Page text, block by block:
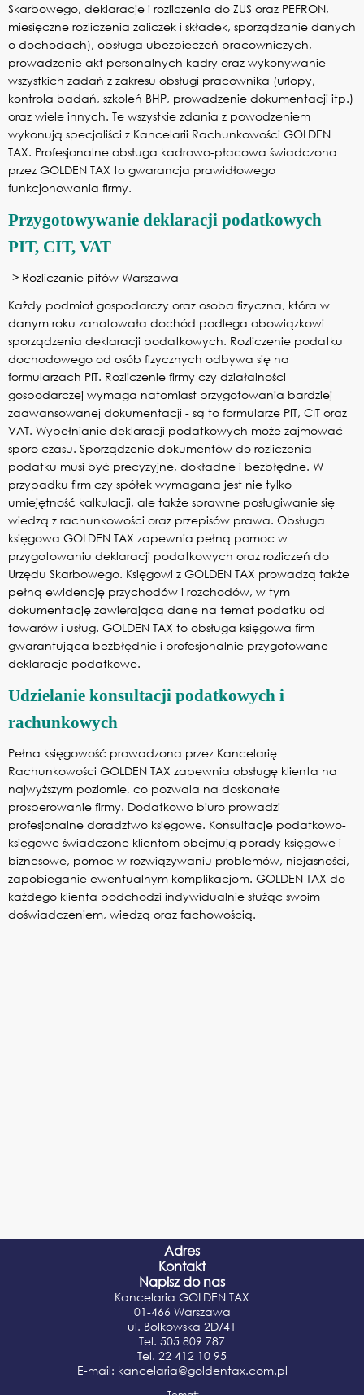
Skarbowego, deklaracje i rozliczenia do ZUS oraz PEFRON,
miesięczne rozliczenia zaliczek i składek, sporządzanie danych
o dochodach), obsługa ubezpieczeń pracowniczych,
prowadzenie akt personalnych kadry oraz wykonywanie
wszystkich zadań z zakresu obsługi pracownika (urlopy,
kontrola badań, szkoleń BHP, prowadzenie dokumentacji itp.)
oraz wiele innych. Te wszystkie zdania z powodzeniem
wykonują specjaliści z Kancelarii Rachunkowości GOLDEN
TAX. Profesjonalne obsługa kadrowo-płacowa świadczona
przez GOLDEN TAX to gwarancja prawidłowego
funkcjonowania firmy.
Przygotowywanie deklaracji podatkowych
PIT, CIT, VAT
-> Rozliczanie pitów Warszawa
Każdy podmiot gospodarczy oraz osoba fizyczna, która w
danym roku zanotowała dochód podlega obowiązkowi
sporządzenia deklaracji podatkowych. Rozliczenie podatku
dochodowego od osób fizycznych odbywa się na
formularzach PIT. Rozliczenie firmy czy działalności
gospodarczej wymaga natomiast przygotowania bardziej
zaawansowanej dokumentacji - są to formularze PIT, CIT oraz
VAT. Wypełnianie deklaracji podatkowych może zajmować
sporo czasu. Sporządzenie dokumentów do rozliczenia
podatku musi być precyzyjne, dokładne i bezbłędne. W
przypadku firm czy spółek wymagana jest nie tylko
umiejętność kalkulacji, ale także sprawne posługiwanie się
wiedzą z rachunkowości oraz przepisów prawa. Obsługa
księgowa GOLDEN TAX zapewnia pełną pomoc w
przygotowaniu deklaracji podatkowych oraz rozliczeń do
Urzędu Skarbowego. Księgowi z GOLDEN TAX prowadzą także
pełną ewidencję przychodów i rozchodów, w tym
dokumentację zawierającą dane na temat podatku od
towarów i usług. GOLDEN TAX to obsługa księgowa firm
gwarantująca bezbłędnie i profesjonalnie przygotowane
deklaracje podatkowe.
Udzielanie konsultacji podatkowych i
rachunkowych
Pełna księgowość prowadzona przez Kancelarię
Rachunkowości GOLDEN TAX zapewnia obsługę klienta na
najwyższym poziomie, co pozwala na doskonałe
prosperowanie firmy. Dodatkowo biuro prowadzi
profesjonalne doradztwo księgowe. Konsultacje podatkowo-
księgowe świadczone klientom obejmują porady księgowe i
biznesowe, pomoc w rozwiązywaniu problemów, niejasności,
zapobieganie ewentualnym komplikacjom. GOLDEN TAX do
każdego klienta podchodzi indywidualnie służąc swoim
doświadczeniem, wiedzą oraz fachowością.
Adres
Kontakt
Napisz do nas
Kancelaria GOLDEN TAX
01-466 Warszawa
ul. Bolkowska 2D/41
Tel. 505 809 787
Tel. 22 412 10 95
E-mail: kancelaria@goldentax.com.pl